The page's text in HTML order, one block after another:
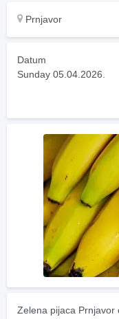
Prnjavor
Datum
Sunday 05.04.2026.
Zelena pijaca Prnjavor